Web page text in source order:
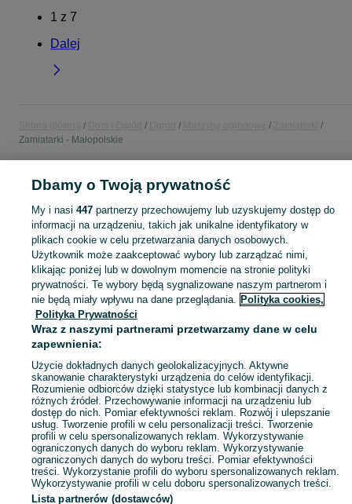
1 z 7
Dalej
Zamiatarki - Małopolskie
POLSKA » MAŁOPOLSKIE
KATEGORIA
Zobacz
Mapa kategorii
Mapa miejscowości
Mapa ministron
Popularne wyszukiwania
Dbamy o Twoją prywatność
My i nasi 447partnerzy przechowujemy lub uzyskujemy dostęp do
informacji na urządzeniu, takich jak unikalne identyfikatory w
plikach cookie w celu przetwarzania danych osobowych.
Użytkownik może zaakceptować wybory lub zarządzać nimi,
klikając poniżej lub w dowolnym momencie na stronie polityki
prywatności. Te wybory będą sygnalizowane naszym partnerom i
nie będą miały wpływu na dane przeglądania. Polityka cookies,
Polityka Prywatności
Wraz z naszymi partnerami przetwarzamy dane w celu
zapewnienia:
Użycie dokładnych danych geolokalizacyjnych. Aktywne
skanowanie charakterystyki urządzenia do celów identyfikacji.
Rozumienie odbiorców dzięki statystyce lub kombinacji danych z
różnych źródeł. Przechowywanie informacji na urządzeniu lub
dostęp do nich. Pomiar efektywności reklam. Rozwój i ulepszanie
usług. Tworzenie profili w celu personalizacji treści. Tworzenie
profili w celu spersonalizowanych reklam. Wykorzystywanie
ograniczonych danych do wyboru reklam. Wykorzystywanie
ograniczonych danych do wyboru treści. Pomiar efektywności
treści. Wykorzystanie profili do wyboru spersonalizowanych reklam.
Wykorzystywanie profili w celu doboru spersonalizowanych treści.
Lista partnerów (dostawców)